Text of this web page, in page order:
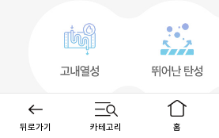
뒤로가기 카테고리 홈